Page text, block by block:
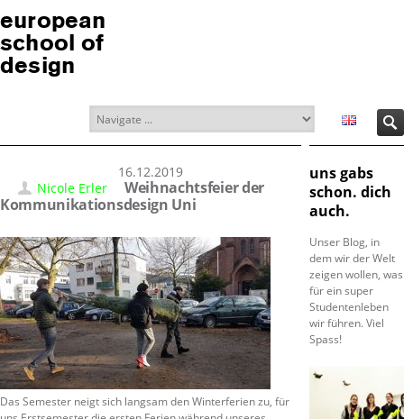
european
school of
design
16.12.2019
Nicole Erler
Weihnachtsfeier der
Kommunikationsdesign Uni
Das Semester neigt sich langsam den Winterferien zu, für
uns gabs
schon. dich
auch.
Unser Blog, in
dem wir der Welt
zeigen wollen, was
für ein super
Studentenleben
wir führen. Viel
Spass!